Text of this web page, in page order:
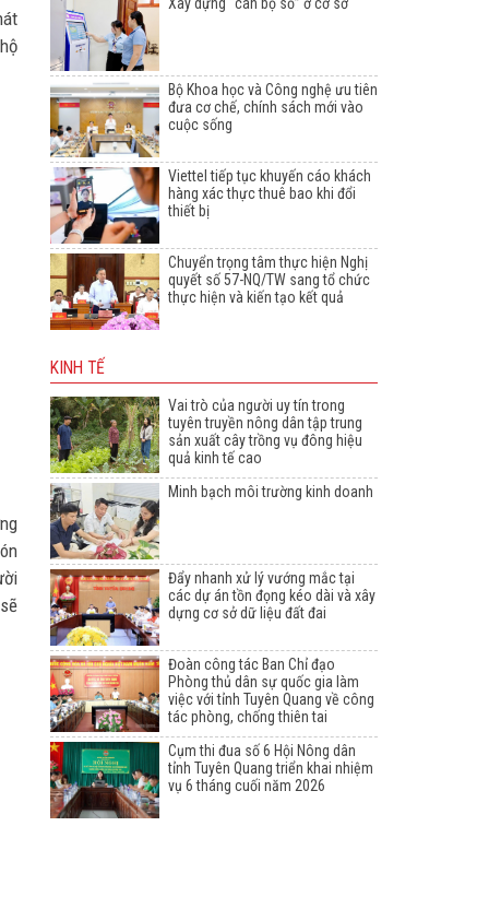
Xây dựng “cán bộ số” ở cơ sở
Bộ Khoa học và Công nghệ ưu tiên
đưa cơ chế, chính sách mới vào
cuộc sống
Viettel tiếp tục khuyến cáo khách
hàng xác thực thuê bao khi đổi
thiết bị
Chuyển trọng tâm thực hiện Nghị
quyết số 57-NQ/TW sang tổ chức
thực hiện và kiến tạo kết quả
KINH TẾ
Vai trò của người uy tín trong
tuyên truyền nông dân tập trung
sản xuất cây trồng vụ đông hiệu
quả kinh tế cao
Minh bạch môi trường kinh doanh
Đẩy nhanh xử lý vướng mắc tại
các dự án tồn đọng kéo dài và xây
dựng cơ sở dữ liệu đất đai
Đoàn công tác Ban Chỉ đạo
Phòng thủ dân sự quốc gia làm
việc với tỉnh Tuyên Quang về công
tác phòng, chống thiên tai
Cụm thi đua số 6 Hội Nông dân
tỉnh Tuyên Quang triển khai nhiệm
vụ 6 tháng cuối năm 2026